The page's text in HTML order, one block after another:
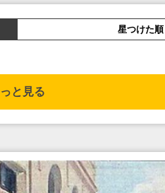
星つけた順
と見る